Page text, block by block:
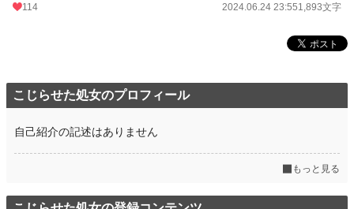
114 2024.06.24 23:551,893文字
こじらせた処女のプロフィール
自己紹介の記述はありません
もっと見る